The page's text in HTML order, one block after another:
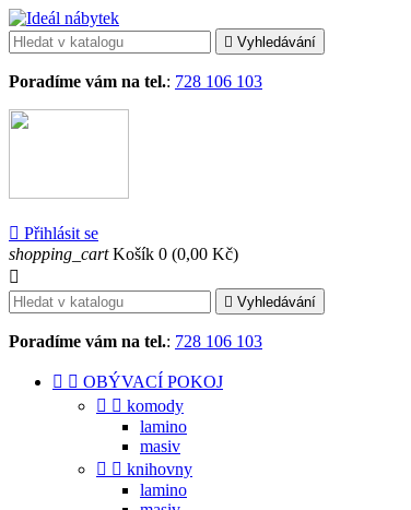
 Vyhledávání
Poradíme vám na tel.: 728 106 103
 Přihlásit se
shopping_cart Košík 0 (0,00 Kč)

 Vyhledávání
Poradíme vám na tel.: 728 106 103
  OBÝVACÍ POKOJ
  komody
lamino
masiv
  knihovny
lamino